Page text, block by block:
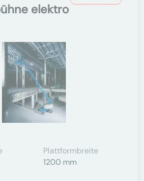
elektro
Plattformbreite
1200 mm